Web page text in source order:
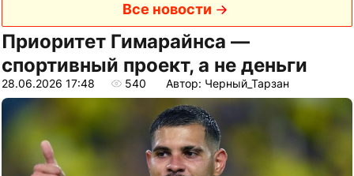
Все новости
Приоритет Гимарайнса —
спортивный проект, а не деньги
28.06.2026 17:48 540 Автор: Черный_Тарзан